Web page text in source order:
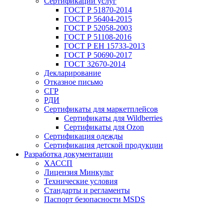
ГОСТ Р 51870-2014
ГОСТ Р 56404-2015
ГОСТ Р 52058-2003
ГОСТ Р 51108-2016
ГОСТ Р ЕН 15733-2013
ГОСТ Р 50690-2017
ГОСТ 32670-2014
Декларирование
Отказное письмо
СГР
РДИ
Сертификаты для маркетплейсов
Сертификаты для Wildberries
Сертификаты для Ozon
Сертификация одежды
Сертификация детской продукции
Разработка документации
ХАССП
Лицензия Минкульт
Технические условия
Стандарты и регламенты
Паспорт безопасности MSDS